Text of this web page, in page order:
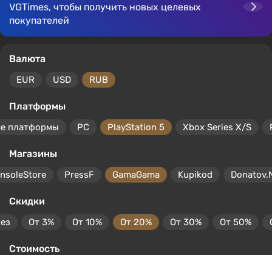
VGTimes, чтобы получить новых целевых
покупателей
Валюта
EUR USD RUB
Платформы
платформы PC PlayStation 5 Xbox Series X/S
Магазины
PressF GamaGama Kupikod
Скидки
От 3% От 10% От 20% От 30% От 50%
Стоимость